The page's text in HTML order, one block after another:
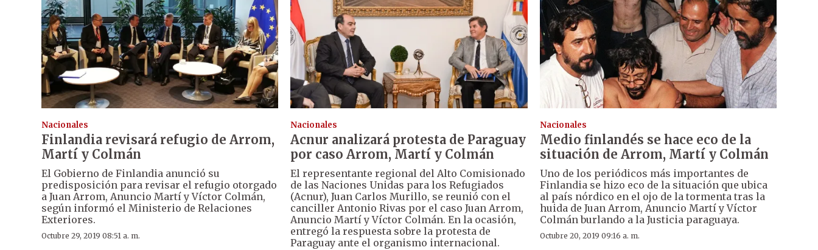
Nacionales
Finlandia revisará refugio de Arrom,
Martí y Colmán
El Gobierno de Finlandia anunció su
predisposición para revisar el refugio otorgado
a Juan Arrom, Anuncio Martí y Víctor Colmán,
según informó el Ministerio de Relaciones
Exteriores.
Octubre 29, 2019 08:51 a. m.
Nacionales
Acnur analizará protesta de Paraguay
por caso Arrom, Martí y Colmán
El representante regional del Alto Comisionado
de las Naciones Unidas para los Refugiados
(Acnur), Juan Carlos Murillo, se reunió con el
canciller Antonio Rivas por el caso Juan Arrom,
Anuncio Martí y Víctor Colmán. En la ocasión,
entregó la respuesta sobre la protesta de
Paraguay ante el organismo internacional.
Nacionales
Medio finlandés se hace eco de la
situación de Arrom, Martí y Colmán
Uno de los periódicos más importantes de
Finlandia se hizo eco de la situación que ubica
al país nórdico en el ojo de la tormenta tras la
huida de Juan Arrom, Anuncio Martí y Víctor
Colmán burlando a la Justicia paraguaya.
Octubre 20, 2019 09:16 a. m.